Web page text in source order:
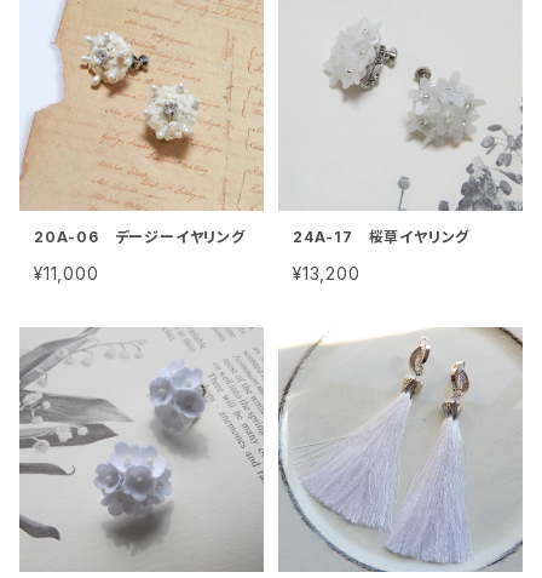
20A-06 デージーイヤリング
¥11,000
24A-17 桜草イヤリング
¥13,200